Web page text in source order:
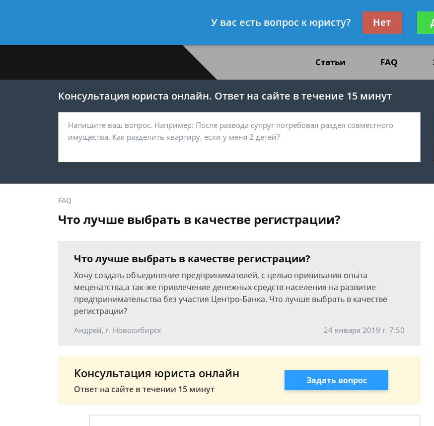
- Юрист по гражданскому праву
Получите
Статьи FAQ
Консультация юриста онлайн. Ответ на сайте в течение 15 минут
FAQ
Что лучше выбрать в качестве регистрации?
Что лучше выбрать в качестве регистрации?
Хочу создать объединение предпринимателей, с целью прививания опыта
меценатства,а так-же привлечение денежных средств населения на развитие
предпринимательства без участия Центро-Банка. Что лучше выбрать в качестве
регистрации?
Андрей, г. Новосибирск 24 января 2019 г. 7:50
Консультация юриста онлайн
Ответ на сайте в течении 15 минут
Задать вопрос
У вас есть вопрос к юристу? Нет